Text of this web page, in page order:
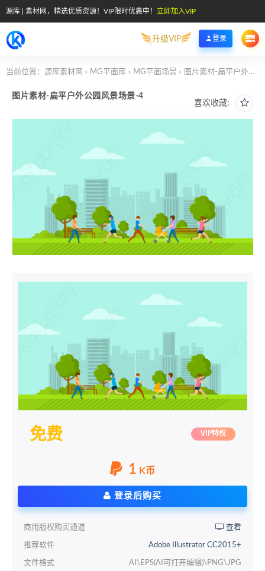
源库 | 素材网，精选优质资源！VIP限时优惠中！ 立即加入VIP
升级VIP 登录
当前位置： 源库素材网 > MG平面库 > MG平面场景 > 图片素材-扁平户外公园风景场景-4
喜欢收藏:
图片素材-扁平户外公园风景场景-4
免费 VIP特权
1 K币
登录后购买
商用版权购买通道 查看
推荐软件 Adobe Illustrator CC2015+
文件格式 AI\EPS(AI可打开编辑)\PNG\JPG